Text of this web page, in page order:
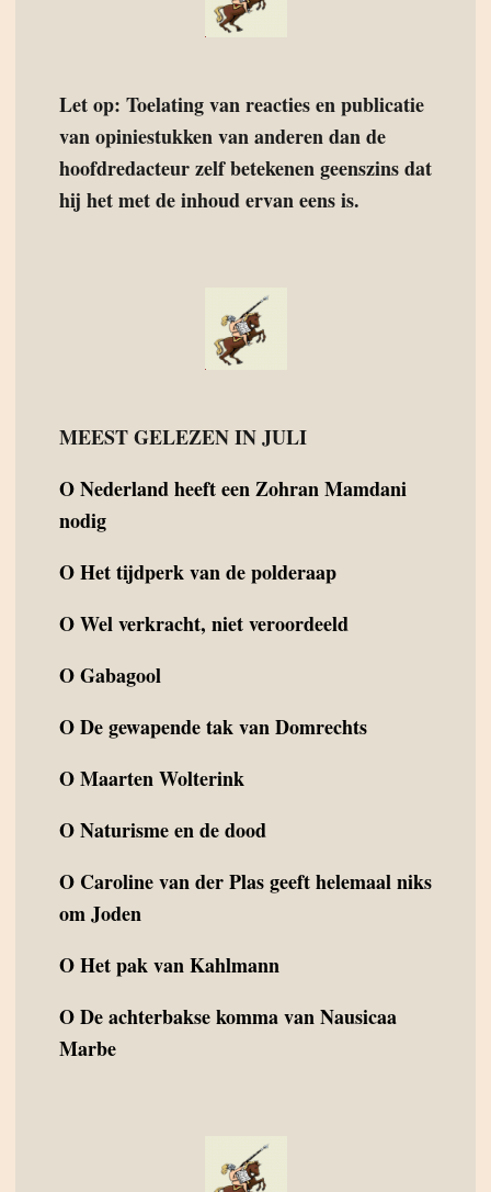
Let op: Toelating van reacties en publicatie
van opiniestukken van anderen dan de
hoofdredacteur zelf betekenen geenszins dat
hij het met de inhoud ervan eens is.
MEEST GELEZEN IN JULI
ONederland heeft een Zohran Mamdani
nodig
OHet tijdperk van de polderaap
OWel verkracht, niet veroordeeld
OGabagool
ODe gewapende tak van Domrechts
OMaarten Wolterink
ONaturisme en de dood
O Caroline van der Plas geeft helemaal niks
om Joden
OHet pak van Kahlmann
ODe achterbakse komma van Nausicaa
Marbe